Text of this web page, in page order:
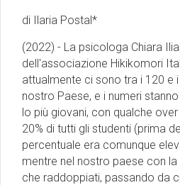
di Ilaria Postal*
(2022) - La psicologa Chiara
dell'associazione Hikikomori
attualmente ci sono tra i 120 e
nostro Paese, e i numeri
lo più giovani, con qualche over
20% di tutti gli studenti (prima
percentuale era comunque
mentre nel nostro paese con
che raddoppiati, passando da